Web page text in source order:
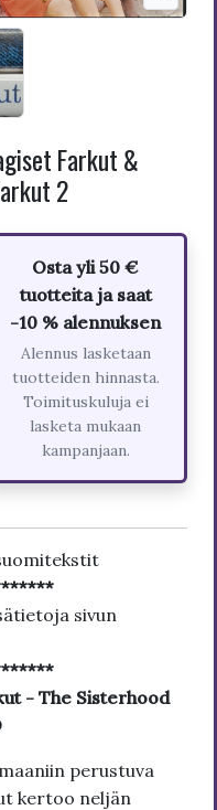
Farkut &
2
Osta yli 50 €
tuotteita ja saat
-10 % alennuksen
Alennus lasketaan
tuotteiden hinnasta.
Toimituskuluja ei
lasketa mukaan
kampanjaan.
sivun
- The Sisterhood
perustuva
kertoo neljän